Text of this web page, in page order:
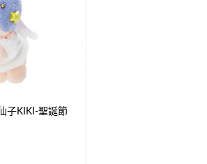
子KIKI-聖誕節